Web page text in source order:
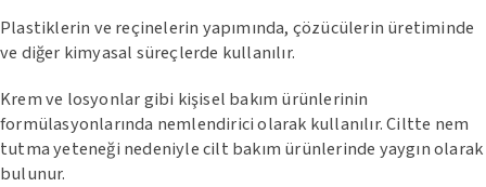
Plastiklerin ve reçinelerin yapımında, çözücülerin üretiminde
ve diğer kimyasal süreçlerde kullanılır.
Krem ve losyonlar gibi kişisel bakım ürünlerinin
formülasyonlarında nemlendirici olarak kullanılır. Ciltte nem
tutma yeteneği nedeniyle cilt bakım ürünlerinde yaygın olarak
bulunur.